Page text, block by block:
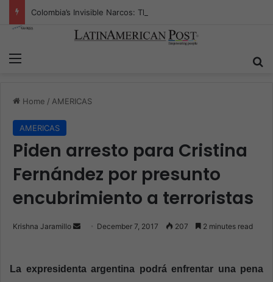
Home / AMERICAS
AMERICAS
Piden arresto para Cristina
Fernández por presunto
encubrimiento a terroristas
Krishna Jaramillo
d
December 7, 2017 207 2 minutes read
La expresidenta argentina podrá enfrentar una pena